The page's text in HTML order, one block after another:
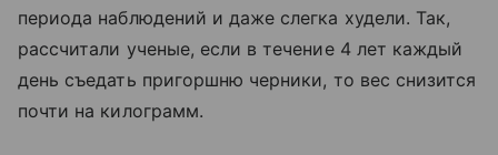
периода наблюдений и даже слегка худели. Так,
рассчитали ученые, если в течение 4 лет каждый
день съедать пригоршню черники, то вес снизится
почти на килограмм.